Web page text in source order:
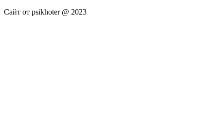
Сайт от psikhoter @ 2023